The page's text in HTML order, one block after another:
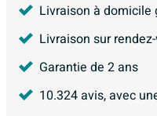
Livraison à domicile
Livraison sur
Garantie de 2 ans
10.324avis, avec